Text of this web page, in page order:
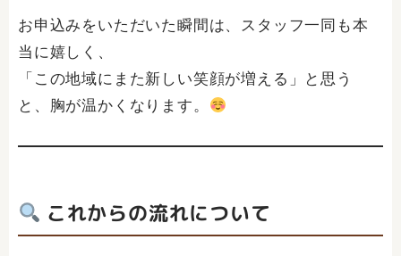
お申込みをいただいた瞬間は、スタッフ一同も本
当に嬉しく、
「この地域にまた新しい笑顔が増える」と思う
と、胸が温かくなります。
これからの流れについて